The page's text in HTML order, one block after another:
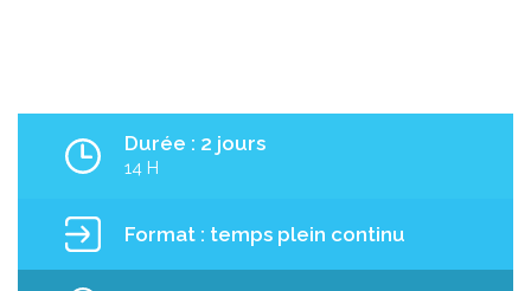
Durée : 2 jours
14 H
Format : temps plein continu